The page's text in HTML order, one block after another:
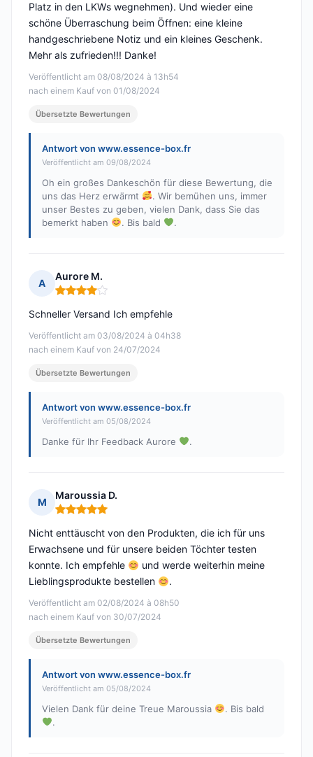
Veröffentlicht am 08/08/2024 à 13h54
nach einem Kauf von 01/08/2024
Platz in den LKWs wegnehmen). Und wieder eine
schöne Überraschung beim Öffnen: eine kleine
handgeschriebene Notiz und ein kleines Geschenk.
Mehr als zufrieden!!! Danke!
Übersetzte Bewertungen
Antwort von www.essence-box.fr
Veröffentlicht am 09/08/2024
Oh ein großes Dankeschön für diese Bewertung, die
uns das Herz erwärmt
. Wir bemühen uns, immer
unser Bestes zu geben, vielen Dank, dass Sie das
bemerkt haben
. Bis bald .
A
Aurore M.
Hinweis: 4 von 5
Veröffentlicht am 03/08/2024 à 04h38
nach einem Kauf von 24/07/2024
Schneller Versand Ich empfehle
Übersetzte Bewertungen
Antwort von www.essence-box.fr
Veröffentlicht am 05/08/2024
Danke für Ihr Feedback Aurore .
M
Maroussia D.
Hinweis: 5 von 5
Veröffentlicht am 02/08/2024 à 08h50
nach einem Kauf von 30/07/2024
Nicht enttäuscht von den Produkten, die ich für uns
Erwachsene und für unsere beiden Töchter testen
konnte. Ich empfehle
und werde weiterhin meine
Lieblingsprodukte bestellen
.
Übersetzte Bewertungen
Antwort von www.essence-box.fr
Veröffentlicht am 05/08/2024
Vielen Dank für deine Treue Maroussia
. Bis bald
.